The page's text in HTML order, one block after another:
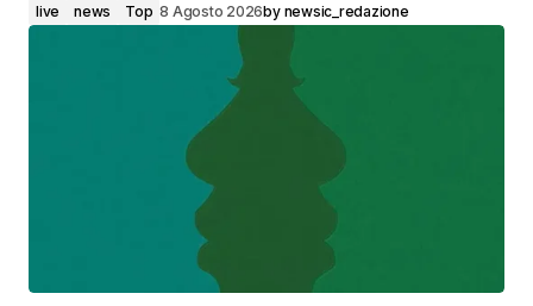
live news Top 8 Agosto 2026by newsic_redazione